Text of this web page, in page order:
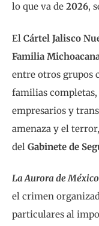
lo que va de 2026,
El Cártel Jalisco
Familia
entre otros grupos
familias
empresarios y
amenaza y el
del Gabinete de
La Aurora de México
el crimen
particulares al